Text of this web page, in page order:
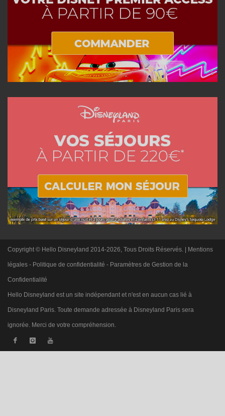
Copyright © Hello Disneyland 2014-2026, Tous Droits Réservés. | Mentions
légales - Politique de confidentialité - Paramètres de Gestion de la
Confidentialité
Hello Disneyland est un site indépendant et n'est en aucun cas lié à
Disneyland Paris. Toute demande adressée à Disneyland Paris sera
ignorée. Merci de votre compréhension.